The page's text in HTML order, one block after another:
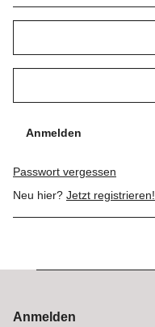
Anmelden
Passwort vergessen
Neu hier? Jetzt registrieren!
Anmelden